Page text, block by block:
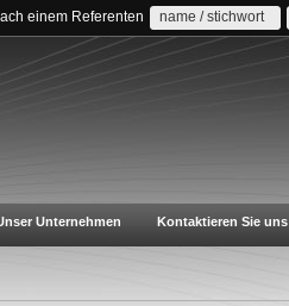
einem Referenten
Unternehmen Kontaktieren Sie uns